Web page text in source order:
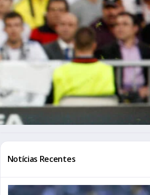
Notícias Recentes